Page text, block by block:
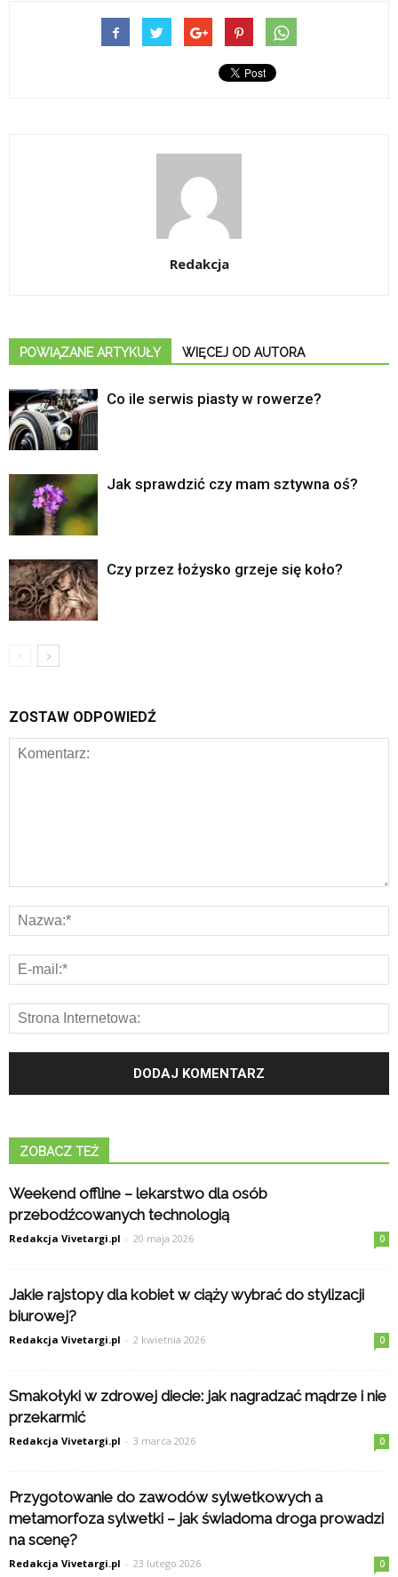
Redakcja
POWIĄZANE ARTYKUŁY WIĘCEJ OD AUTORA
Co ile serwis piasty w rowerze?
Jak sprawdzić czy mam sztywna oś?
Czy przez łożysko grzeje się koło?
ZOSTAW ODPOWIEDŹ
ZOBACZ TEŻ
Weekend offline – lekarstwo dla osób
przebodźcowanych technologią
Redakcja Vivetargi.pl - 20 maja 2026 0
Jakie rajstopy dla kobiet w ciąży wybrać do stylizacji
biurowej?
Redakcja Vivetargi.pl - 2 kwietnia 2026 0
Smakołyki w zdrowej diecie: jak nagradzać mądrze i nie
przekarmić
Redakcja Vivetargi.pl - 3 marca 2026 0
Przygotowanie do zawodów sylwetkowych a
metamorfoza sylwetki – jak świadoma droga prowadzi
na scenę?
Redakcja Vivetargi.pl - 23 lutego 2026 0